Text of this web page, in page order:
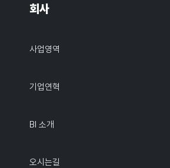
회사
사업영역
기업연혁
BI 소개
오시는길